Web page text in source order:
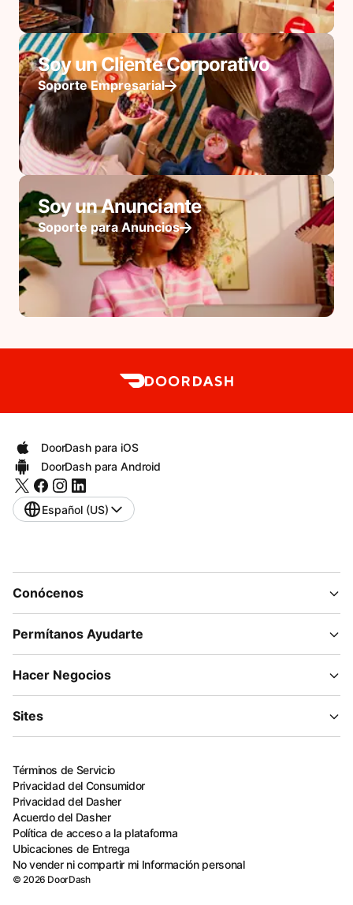
Soy un Cliente Corporativo
Soporte Empresarial
Soy un Anunciante
Soporte para Anuncios
DoorDash para iOS
DoorDash para Android
Español (US)
Conócenos
Permítanos Ayudarte
Hacer Negocios
Sites
Términos de Servicio
Privacidad del Consumidor
Privacidad del Dasher
Acuerdo del Dasher
Política de acceso a la plataforma
Ubicaciones de Entrega
No vender ni compartir mi Información personal
©2026 DoorDash